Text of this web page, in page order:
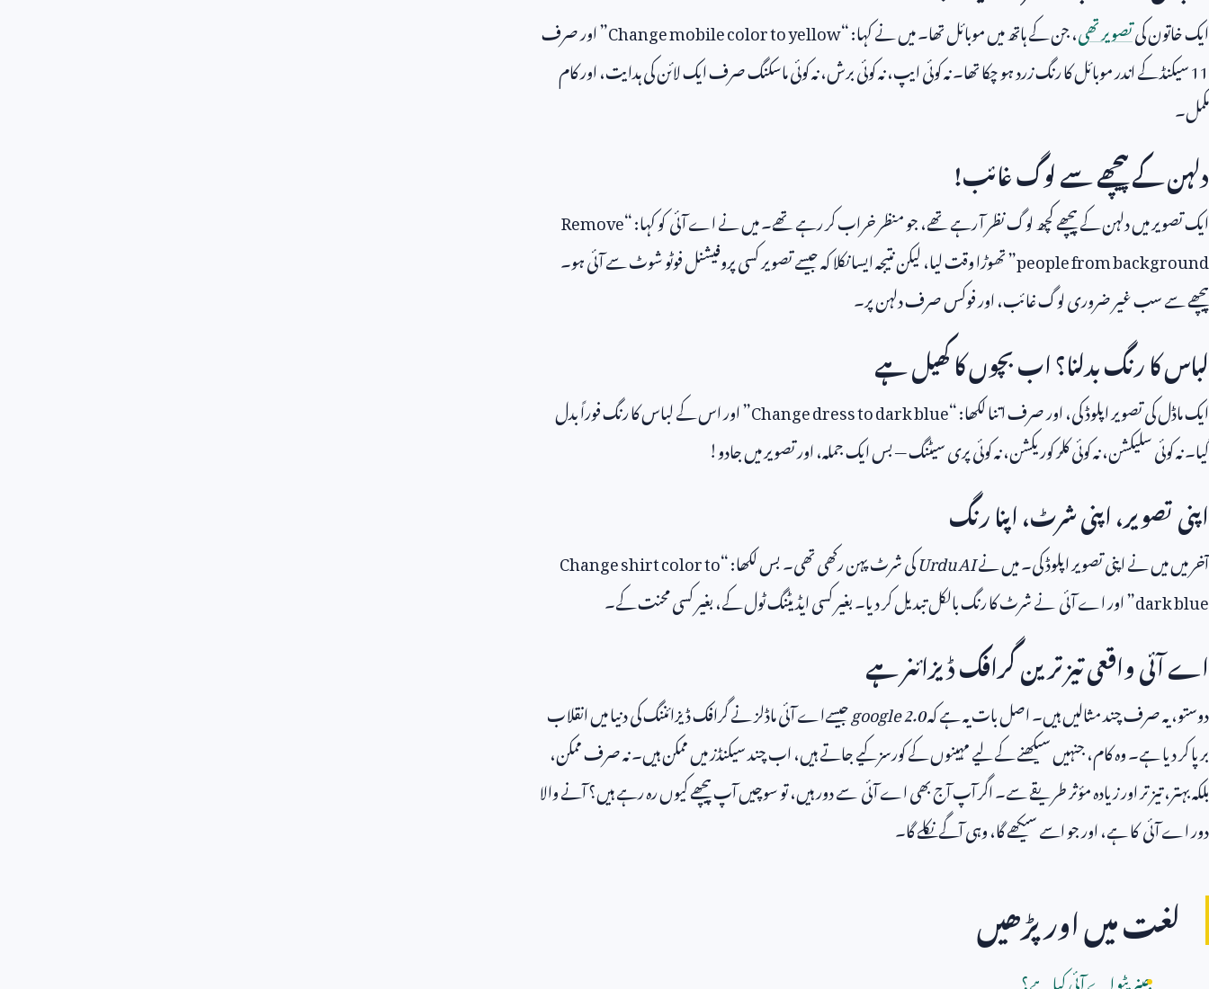
ایک خاتون کیتصویر تھی، جن کے ہاتھ میں موبائل تھا۔ میں نے کہا: “Change mobile color to yellow” اور صرف
11سیکنڈ کے اندر موبائل کا رنگ زرد ہو چکا تھا۔ نہ کوئی ایپ، نہ کوئی برش، نہ کوئی ماسکنگ صرف ایک لائن کی ہدایت، اور کام
مکمل۔
دلہن کے پیچھے سے لوگ غائب!
ایک تصویر میں دلہن کے پیچھے کچھ لوگ نظر آ رہے تھے، جو منظر خراب کر رہے تھے۔ میں نے اے آئی کو کہا: “Remove
people from background” تھوڑا وقت لیا، لیکن نتیجہ ایسا نکلا کہ جیسے تصویر کسی پروفیشنل فوٹو شوٹ سے آئی ہو۔
پیچھے سے سب غیر ضروری لوگ غائب، اور فوکس صرف دلہن پر۔
لباس کا رنگ بدلنا؟ اب بچوں کا کھیل ہے
ایک ماڈل کی تصویر اپلوڈ کی، اور صرف اتنا لکھا: “Change dress to dark blue” اور اس کے لباس کا رنگ فوراً بدل
گیا۔ نہ کوئی سلیکشن، نہ کوئی کلر کوریکشن، نہ کوئی پری سیٹنگ — بس ایک جملہ، اور تصویر میں جادو!
اپنی تصویر، اپنی شرٹ، اپنا رنگ
آخر میں میں نے اپنی تصویر اپلوڈ کی۔ میں نےUrdu AIکی شرٹ پہن رکھی تھی۔ بس لکھا: “Change shirt color to
dark blue” اور اے آئی نے شرٹ کا رنگ بالکل تبدیل کر دیا۔ بغیر کسی ایڈیٹنگ ٹول کے، بغیر کسی محنت کے۔
اے آئی واقعی تیز ترین گرافک ڈیزائنر ہے
دوستو، یہ صرف چند مثالیں ہیں۔ اصل بات یہ ہے کہgoogle 2.0جیسےاے آئی ماڈلز نے گرافک ڈیزائننگ کی دنیا میں انقلاب
برپا کر دیا ہے۔ وہ کام، جنہیں سیکھنے کے لیے مہینوں کے کورسز کیے جاتے ہیں، اب چند سیکنڈز میں ممکن ہیں۔ نہ صرف ممکن،
بلکہ بہتر، تیز تر اور زیادہ مؤثر طریقے سے۔ اگر آپ آج بھی اے آئی سے دور ہیں، تو سوچیں آپ پیچھے کیوں رہ رہے ہیں؟ آنے والا
دور اے آئی کا ہے، اور جو اسے سیکھے گا، وہی آگے نکلے گا۔
لغت میں اور پڑھیں
جینریٹو اے آئی کیا ہے؟